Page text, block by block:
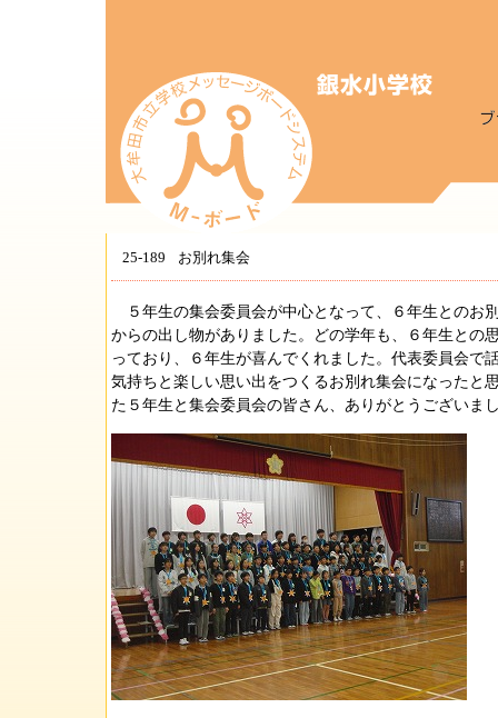
25-189 お別れ集会
５年生の集会委員会が中心となって、６年生とのお
からの出し物がありました。どの学年も、６年生との
っており、６年生が喜んでくれました。代表委員会で
気持ちと楽しい思い出をつくるお別れ集会になったと
た５年生と集会委員会の皆さん、ありがとうございま